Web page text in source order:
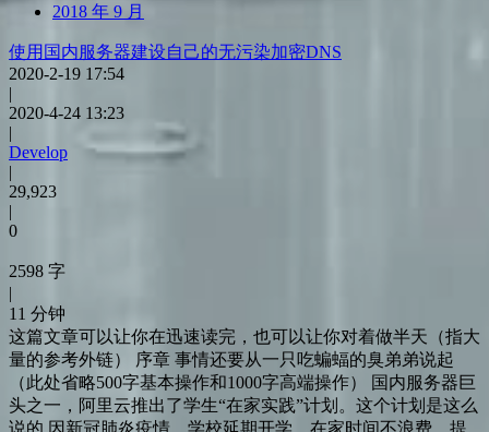
2018 年 9 月
使用国内服务器建设自己的无污染加密DNS
2020-2-19 17:54
|
2020-4-24 13:23
|
Develop
|
29,923
|
0
2598 字
|
11 分钟
这篇文章可以让你在迅速读完，也可以让你对着做半天（指大
量的参考外链） 序章 事情还要从一只吃蝙蝠的臭弟弟说起
（此处省略500字基本操作和1000字高端操作） 国内服务器巨
头之一，阿里云推出了学生“在家实践”计划。这个计划是这么
说的 因新冠肺炎疫情，学校延期开学。在家时间不浪费，提